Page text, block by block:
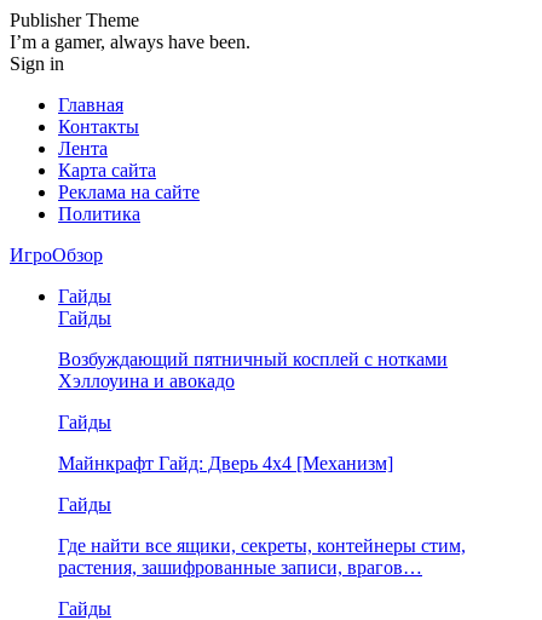
Publisher Theme
I’m a gamer, always have been.
Sign in
Главная
Контакты
Лента
Карта сайта
Реклама на сайте
Политика
ИгроОбзор
Гайды
Гайды
Возбуждающий пятничный косплей с нотками
Хэллоуина и авокадо
Гайды
Майнкрафт Гайд: Дверь 4х4 [Механизм]
Гайды
Где найти все ящики, секреты, контейнеры стим,
растения, зашифрованные записи, врагов…
Гайды